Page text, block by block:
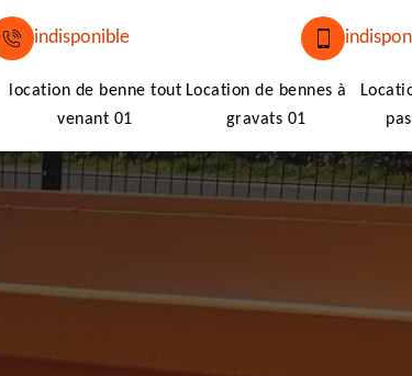
indisponible
location de benne tout
venant 01
Location de bennes à
gravats 01